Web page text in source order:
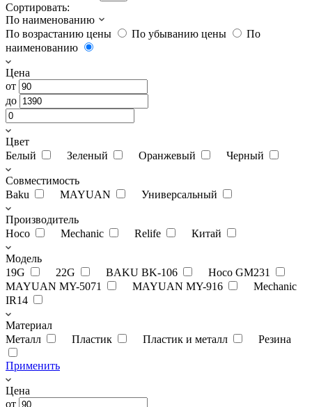
Сортировать:
По наименованию
По возрастанию цены
По убыванию цены
По
наименованию
Цена
от
до
Цвет
Белый
Зеленый Оранжевый Черный
Совместимость
Baku
MAYUAN Универсальный
Производитель
Hoco
Mechanic Relife Китай
Модель
19G
22G BAKU BK-106
Hoco GM231
MAYUAN MY-5071
MAYUAN MY-916
Mechanic
IR14
Материал
Металл
Пластик Пластик и металл Резина
Применить
Цена
от